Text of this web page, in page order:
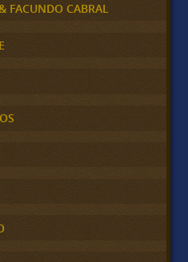
FACUNDO CABRAL